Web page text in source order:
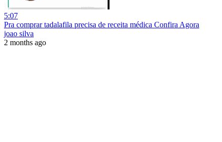
5:07
Pra comprar tadalafila precisa de receita médica Confira Agora
joao silva
2 months ago